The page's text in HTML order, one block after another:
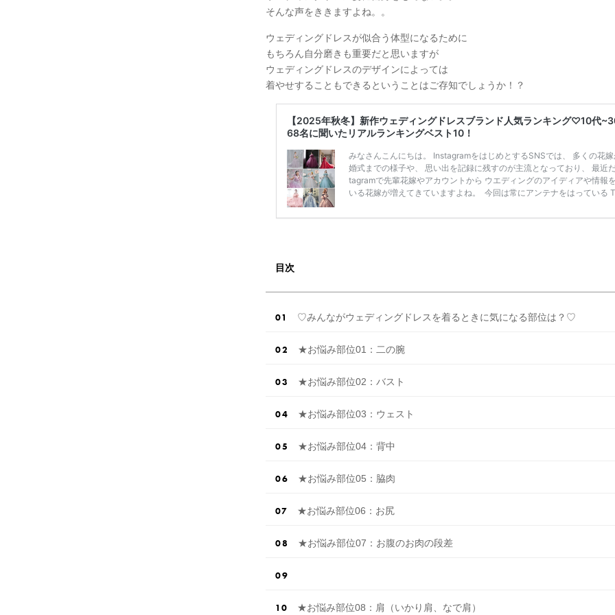
そんな声をききますよね。。
ウェディングドレスが似合う体型になるために
もちろん自分磨きも重要だと思いますが
ウェディングドレスのデザインによっては
着やせすることもできるということはご存知でしょうか！？
【2025年秋冬】新作ウェディングドレスブランド人気ランキング♡10代
68名に聞いたリアルランキングベスト10！
みなさんこんにちは。 InstagramをはじめとするSNSでは、 多くの花
婚式までの様子や、 思い出を記録に残すのが主流となっており、 最近
tagramで先輩花嫁やアカウントから ウエディングのアイディアや情報
いる花嫁が増えてきていますよね。 ​ 今回は常にアンテナをはっている
票に参加しました。 こちらの記事では集計結果をリアルなランキング
目次
♡みんながウェディングドレスを着るときに気になる部位は？♡
★お悩み部位01：二の腕
★お悩み部位02：バスト
★お悩み部位03：ウェスト
★お悩み部位04：背中
★お悩み部位05：脇肉
★お悩み部位06：お尻
★お悩み部位07：お腹のお肉の段差
★お悩み部位08：肩（いかり肩、なで肩）